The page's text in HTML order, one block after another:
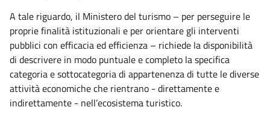
A tale riguardo, il Ministero del turismo – per perseguire le
proprie finalità istituzionali e per orientare gli interventi
pubblici con efficacia ed efficienza – richiede la disponibilità
di descrivere in modo puntuale e completo la specifica
categoria e sottocategoria di appartenenza di tutte le diverse
attività economiche che rientrano - direttamente e
indirettamente - nell’ecosistema turistico.